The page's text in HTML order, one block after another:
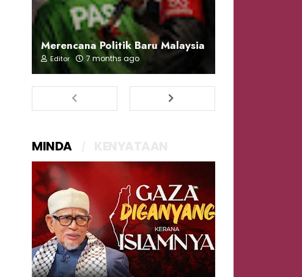
Merencana Politik Baru Malaysia
Editor 7 months ago
MINDA